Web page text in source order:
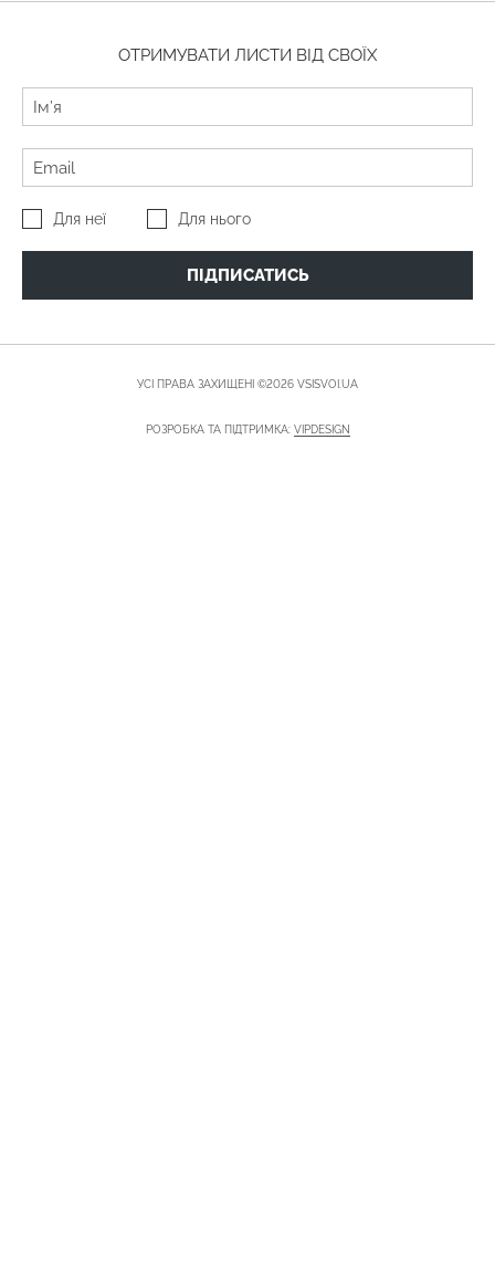
ОТРИМУВАТИ ЛИСТИ ВІД СВОЇХ
Для неї Для нього
ПІДПИСАТИСЬ
УСІ ПРАВА ЗАХИЩЕНІ ©2026 VSISVOI.UA
РОЗРОБКА ТА ПІДТРИМКА: VIPDESIGN